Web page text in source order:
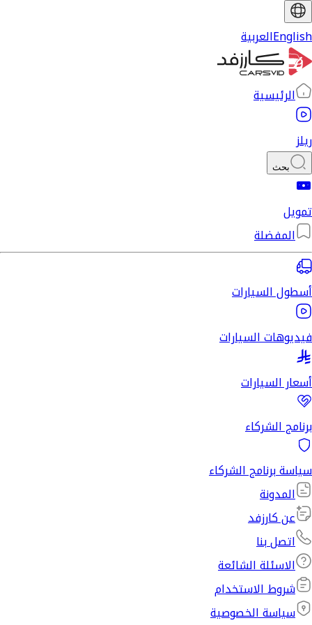
Englishالعربية
الرئيسية
ريلز
بحث
تمويل
المفضلة
أسطول السيارات
فيديوهات السيارات
أسعار السيارات
برنامج الشركاء
سياسة برنامج الشركاء
المدونة
عن كارزفد
اتصل بنا
الاسئلة الشائعة
شروط الاستخدام
سياسة الخصوصية